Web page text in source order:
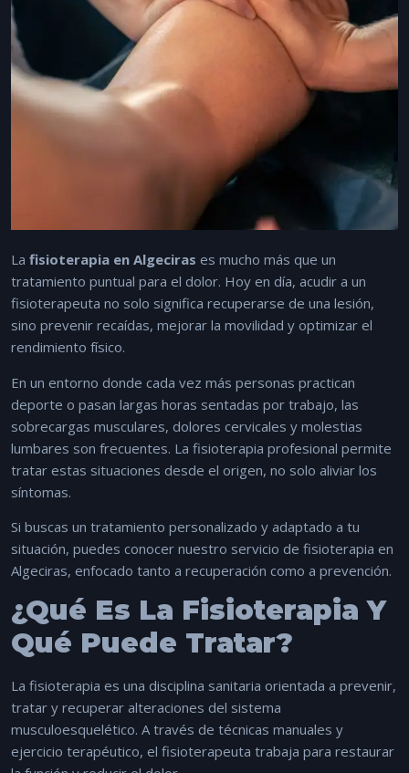
La fisioterapia en Algeciras es mucho más que un
tratamiento puntual para el dolor. Hoy en día, acudir a un
fisioterapeuta no solo significa recuperarse de una lesión,
sino prevenir recaídas, mejorar la movilidad y optimizar el
rendimiento físico.
En un entorno donde cada vez más personas practican
deporte o pasan largas horas sentadas por trabajo, las
sobrecargas musculares, dolores cervicales y molestias
lumbares son frecuentes. La fisioterapia profesional permite
tratar estas situaciones desde el origen, no solo aliviar los
síntomas.
Si buscas un tratamiento personalizado y adaptado a tu
situación, puedes conocer nuestro servicio de fisioterapia en
Algeciras, enfocado tanto a recuperación como a prevención.
¿Qué Es La Fisioterapia Y
Qué Puede Tratar?
La fisioterapia es una disciplina sanitaria orientada a prevenir,
tratar y recuperar alteraciones del sistema
musculoesquelético. A través de técnicas manuales y
ejercicio terapéutico, el fisioterapeuta trabaja para restaurar